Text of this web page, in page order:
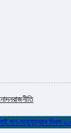
রাজনীতি
অভ্যুত্থান দিবস ২০২৬